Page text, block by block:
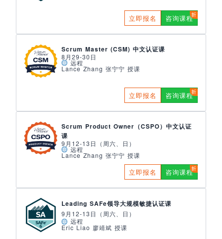
立即报名 咨询课程
Scrum Master (CSM) 中文认证课
8月29-30日
远程
Lance Zhang 张宁宁 授课
立即报名 咨询课程
Scrum Product Owner（CSPO）中文认证
课
9月12-13日（周六、日）
远程
Lance Zhang 张宁宁 授课
立即报名 咨询课程
Leading SAFe领导大规模敏捷认证课
9月12-13日（周六、日）
远程
Eric Liao 廖靖斌 授课